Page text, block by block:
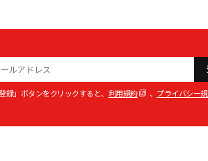
録」ボタンをクリックすると、 利用規約 、 プライバシー